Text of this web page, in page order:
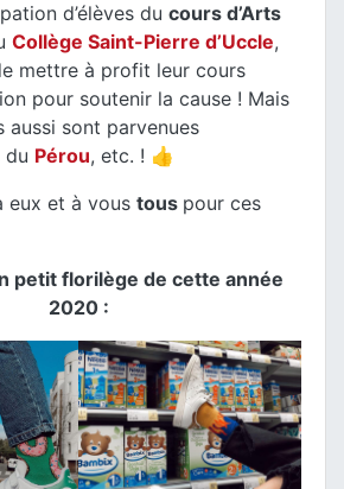
d’élèves du cours d’Arts
Collège Saint-Pierre d’Uccle,
mettre à profit leur cours
pour soutenir la cause ! Mais
aussi sont parvenues
du Pérou, etc. ! 👍
eux et à vous tous pour ces
petit florilège de cette année
2020 :